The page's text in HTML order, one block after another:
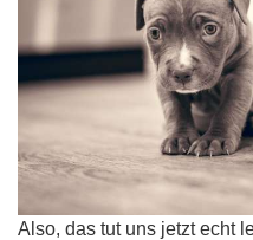
Also, das tut uns jetzt echt